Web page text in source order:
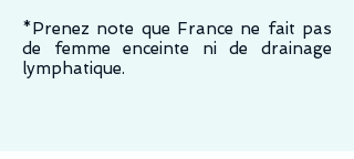
*Prenez note que France ne fait pas
de femme enceinte ni de drainage
lymphatique.